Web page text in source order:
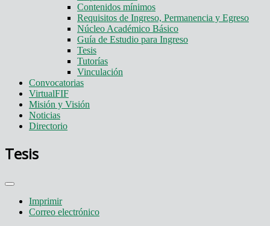
Contenidos mínimos
Requisitos de Ingreso, Permanencia y Egreso
Núcleo Académico Básico
Guía de Estudio para Ingreso
Tesis
Tutorías
Vinculación
Convocatorias
VirtualFIF
Misión y Visión
Noticias
Directorio
Tesis
Imprimir
Correo electrónico